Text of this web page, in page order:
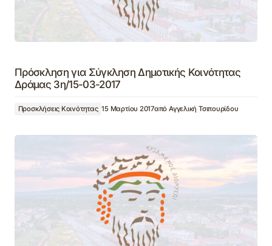
Πρόσκληση για Σύγκληση Δημοτικής Κοινότητας
Δράμας 3η/15-03-2017
Προσκλήσεις Κοινότητας 15 Μαρτίου 2017από Αγγελική Τσιπουρίδου